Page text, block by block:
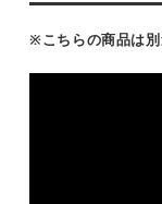
※こちらの商品は別